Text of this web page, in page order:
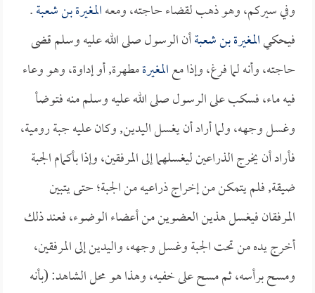
وفي سيركم، وهو ذهب لقضاء حاجته، ومعهالمغيرة بن شعبة.
فيحكيالمغيرة بن شعبةأن الرسول صلى الله عليه وسلم قضى
حاجته، وأنه لما فرغ، وإذا معالمغيرةمطهرة, أو إداوة، وهو وعاء
فيه ماء، فسكب على الرسول صلى الله عليه وسلم منه فتوضأ
وغسل وجهه، ولما أراد أن يغسل اليدين, وكان عليه جبة رومية،
فأراد أن يخرج الذراعين ليغسلهما إلى المرفقين، وإذا بأكمام الجبة
ضيقة, فلم يتمكن من إخراج ذراعيه من الجبة؛ حتى يتبين
المرفقان فيغسل هذين العضوين من أعضاء الوضوء، فعند ذلك
أخرج يده من تحت الجبة وغسل وجهه، واليدين إلى المرفقين،
ومسح برأسه، ثم مسح على خفيه، وهذا هو محل الشاهد: (بأنه